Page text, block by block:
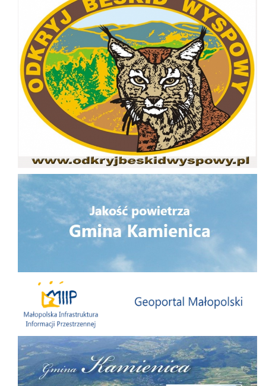
Małopolska Infrastruktura Informacji Przestrzennej
Folder Gminy Kamienica